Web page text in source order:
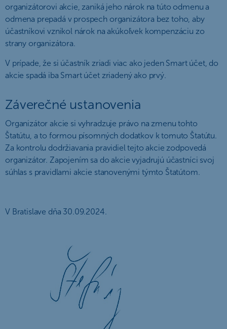
organizátorovi akcie, zaniká jeho nárok na túto odmenu a
odmena prepadá v prospech organizátora bez toho, aby
účastníkovi vznikol nárok na akúkoľvek kompenzáciu zo
strany organizátora.
V prípade, že si účastník zriadi viac ako jeden Smart účet, do
akcie spadá iba Smart účet zriadený ako prvý.
Záverečné ustanovenia
Organizátor akcie si vyhradzuje právo na zmenu tohto
Štatútu, a to formou písomných dodatkov k tomuto Štatútu.
Za kontrolu dodržiavania pravidiel tejto akcie zodpovedá
organizátor. Zapojením sa do akcie vyjadrujú účastníci svoj
súhlas s pravidlami akcie stanovenými týmto Štatútom.
V Bratislave dňa 30.09.2024.